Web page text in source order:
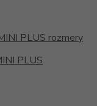
PLUS rozmery
PLUS